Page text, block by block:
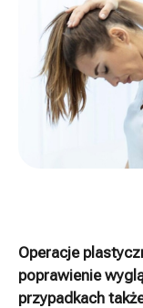
Operacje
poprawienie
przypadkach